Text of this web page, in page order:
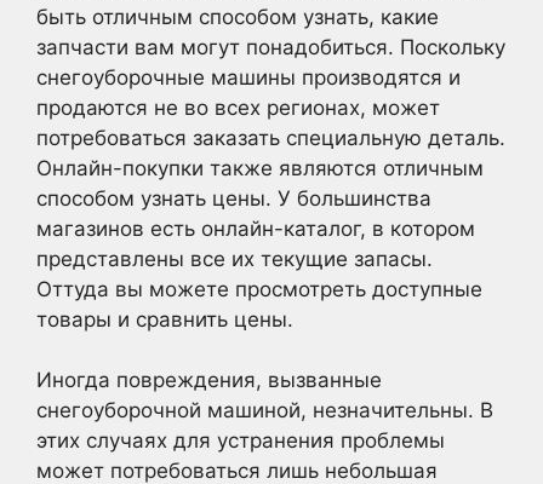
быть отличным способом узнать, какие
запчасти вам могут понадобиться. Поскольку
снегоуборочные машины производятся и
продаются не во всех регионах, может
потребоваться заказать специальную деталь.
Онлайн-покупки также являются отличным
способом узнать цены. У большинства
магазинов есть онлайн-каталог, в котором
представлены все их текущие запасы.
Оттуда вы можете просмотреть доступные
товары и сравнить цены.
Иногда повреждения, вызванные
снегоуборочной машиной, незначительны. В
этих случаях для устранения проблемы
может потребоваться лишь небольшая